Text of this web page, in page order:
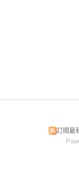
訂閱最